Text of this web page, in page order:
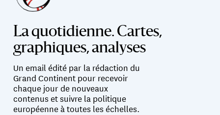
La quotidienne. Cartes,
graphiques, analyses
Un email édité par la rédaction du
Grand Continent pour recevoir
chaque jour de nouveaux
contenus et suivre la politique
européenne à toutes les échelles.